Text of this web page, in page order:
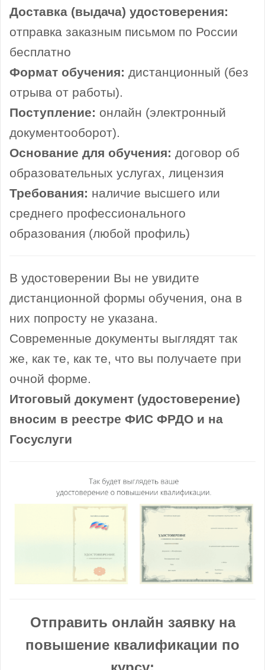
Доставка (выдача) удостоверения:
отправка заказным письмом по России
бесплатно
Формат обучения: дистанционный (без
отрыва от работы).
Поступление: онлайн (электронный
документооборот).
Основание для обучения: договор об
образовательных услугах, лицензия
Требования: наличие высшего или
среднего профессионального
образования (любой профиль)
В удостоверении Вы не увидите
дистанционной формы обучения, она в
них попросту не указана.
Современные документы выглядят так
же, как те, как те, что вы получаете при
очной форме.
Итоговый документ (удостоверение)
вносим в реестре ФИС ФРДО и на
Госуслуги
Отправить онлайн заявку на
повышение квалификации по